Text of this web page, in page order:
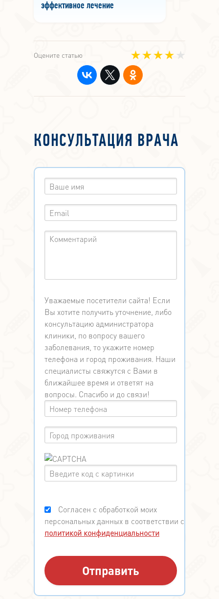
эффективное лечение
Оцените статью
КОНСУЛЬТАЦИЯ ВРАЧА
Уважаемые посетители сайта! Если
Вы хотите получить уточнение, либо
консультацию администратора
клиники, по вопросу вашего
заболевания, то укажите номер
телефона и город проживания. Наши
специалисты свяжутся с Вами в
ближайшее время и ответят на
вопросы. Спасибо и до связи!
Согласен с обработкой моих
персональных данных в соответствии с
политикой конфиденциальности